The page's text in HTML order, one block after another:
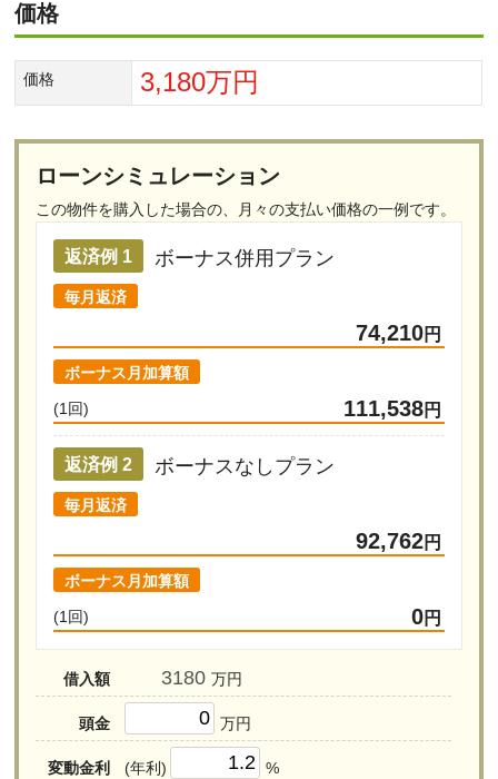
価格
価格 3,180万円
ローンシミュレーション
この物件を購入した場合の、 月々の支払い価格の一例です。
返済例 1 ボーナス併用プラン
毎月返済
74,210円
ボーナス月加算額
(1回)
111,538円
返済例 2 ボーナスなしプラン
毎月返済
92,762円
ボーナス月加算額
(1回)
0円
借入額 万円
頭金 万円
変動金利 (年利) %